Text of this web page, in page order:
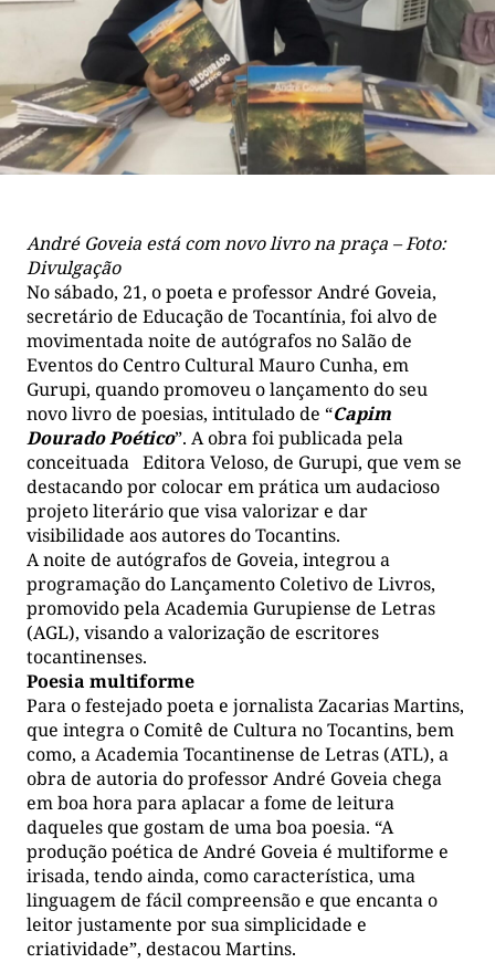
André Goveia está com novo livro na praça – Foto:
Divulgação
No sábado, 21, o poeta e professor André Goveia,
secretário de Educação de Tocantínia, foi alvo de
movimentada noite de autógrafos no Salão de
Eventos do Centro Cultural Mauro Cunha, em
Gurupi, quando promoveu o lançamento do seu
novo livro de poesias, intitulado de “Capim
Dourado Poético”. A obra foi publicada pela
conceituada Editora Veloso, de Gurupi, que vem se
destacando por colocar em prática um audacioso
projeto literário que visa valorizar e dar
visibilidade aos autores do Tocantins.
A noite de autógrafos de Goveia, integrou a
programação do Lançamento Coletivo de Livros,
promovido pela Academia Gurupiense de Letras
(AGL), visando a valorização de escritores
tocantinenses.
Poesia multiforme
Para o festejado poeta e jornalista Zacarias Martins,
que integra o Comitê de Cultura no Tocantins, bem
como, a Academia Tocantinense de Letras (ATL), a
obra de autoria do professor André Goveia chega
em boa hora para aplacar a fome de leitura
daqueles que gostam de uma boa poesia. “A
produção poética de André Goveia é multiforme e
irisada, tendo ainda, como característica, uma
linguagem de fácil compreensão e que encanta o
leitor justamente por sua simplicidade e
criatividade”, destacou Martins.